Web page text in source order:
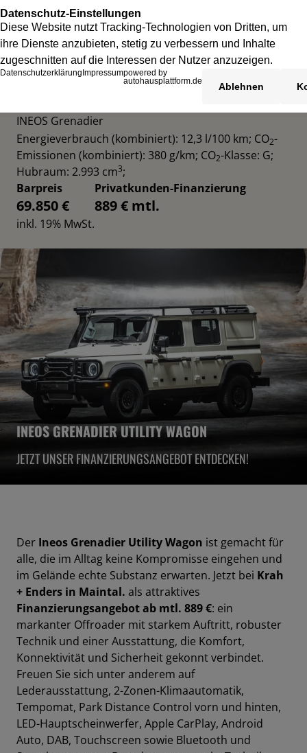
INEOS Grenadier
Energieverbrauch (kombiniert): 12,3 l/100 km; CO2-
Emissionen (kombiniert): 380 g/km; CO2-Klasse: G;
Hubraum: 2.993 cm3;
Barpreis
69.850 €
inkl. 19% MwSt.
Privatkunden-Finanzierung
889 € mtl.
INEOS GRENADIER UTILITY WAGON
JETZT UNSER FINANZIERUNGSANGEBOT ENTDECKEN!
Der Ineos Grenadier Utility Wagon ist gemacht für
alle, die im Alltag keine Kompromisse eingehen und
im Gelände echte Substanz erwarten. Jetzt bei Krah
+ Enders in Maintal. als attraktives
Finanzierungsangebot ab mtl. 889 €: ein
markanter Offroader mit starkem Auftritt, robuster
Technik und einer Ausstattung, die Komfort,
Konnektivität und Sicherheit gekonnt verbindet.
Freuen Sie sich unter anderem auf
Lederausstattung, 2-Zonen-Klimaautomatik,
Tempomat, Park Distance Control vorn und hinten,
LED-Hauptscheinwerfer, Apple CarPlay, Android
Auto, DAB, Touchscreen sowie Bluetooth und